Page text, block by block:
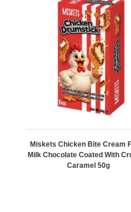
Miskets Chicken Bite Cream
Milk Chocolate Coated With
Caramel 50g